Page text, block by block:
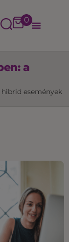
0
a
hibrid események